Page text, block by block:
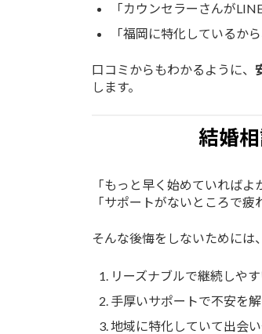
「カウンセラーさんが
「福岡に特化しているか
口コミからもわかるように、
します。
結婚
「もっと早く始めていればよ
「サポートがないところで疲
そんな後悔をしないためには
リーズナブルで継続しや
手厚いサポートで不安を
地域に特化していて出会